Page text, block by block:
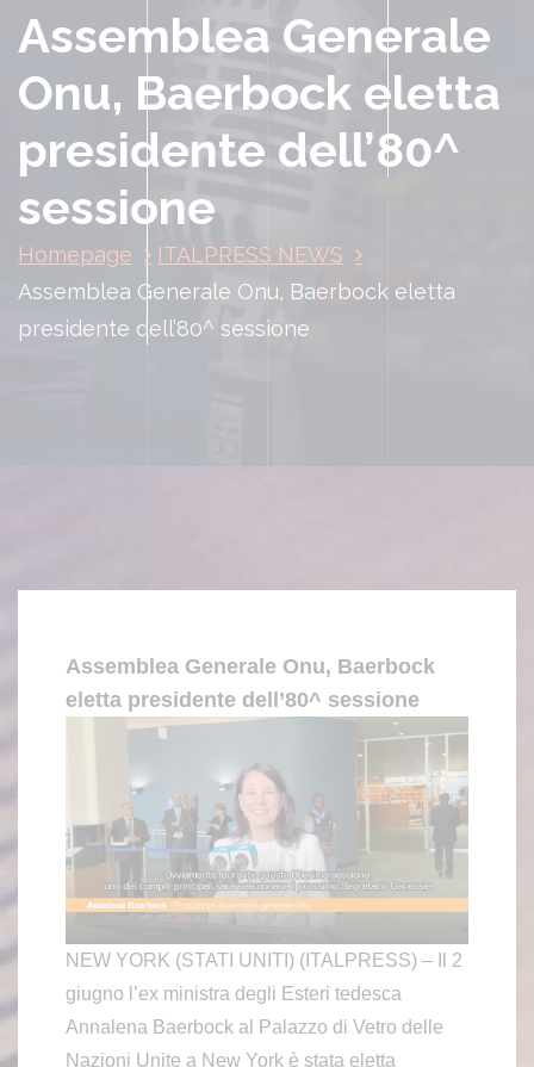
Assemblea Generale
Onu, Baerbock eletta
presidente dell’80^
sessione
Homepage
ITALPRESS NEWS
Assemblea Generale Onu, Baerbock eletta
presidente dell’80^ sessione
Assemblea Generale Onu, Baerbock
eletta presidente dell’80^ sessione
NEW YORK (STATI UNITI) (ITALPRESS) – Il 2
giugno l’ex ministra degli Esteri tedesca
Annalena Baerbock al Palazzo di Vetro delle
Nazioni Unite a New York è stata eletta